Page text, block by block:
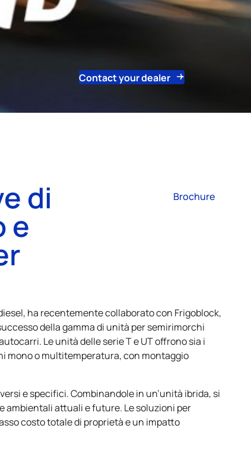
Contact your dealer
di
e
Brochure
ha recentemente collaborato con Frigoblock,
della gamma di unità per semirimorchi
Le unità delle serie T e UT offrono sia i
mono o multitemperatura, con montaggio
e specifici. Combinandole in un’unità ibrida, si
ambientali attuali e future. Le soluzioni per
costo totale di proprietà e un impatto